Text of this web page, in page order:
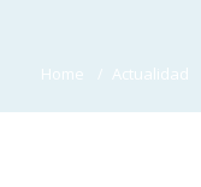
Home Actualidad